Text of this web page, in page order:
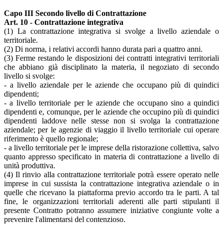
Capo III Secondo livello di Contrattazione
Art. 10 - Contrattazione integrativa
(1) La contrattazione integrativa si svolge a livello aziendale o
territoriale.
(2) Di norma, i relativi accordi hanno durata pari a quattro anni.
(3) Ferme restando le disposizioni dei contratti integrativi territoriali
che abbiano già disciplinato la materia, il negoziato di secondo
livello si svolge:
- a livello aziendale per le aziende che occupano più di quindici
dipendenti;
- a livello territoriale per le aziende che occupano sino a quindici
dipendenti e, comunque, per le aziende che occupino più di quindici
dipendenti laddove nelle stesse non si svolga la contrattazione
aziendale; per le agenzie di viaggio il livello territoriale cui operare
riferimento è quello regionale;
- a livello territoriale per le imprese della ristorazione collettiva, salvo
quanto appresso specificato in materia di contrattazione a livello di
unità produttiva.
(4) Il rinvio alla contrattazione territoriale potrà essere operato nelle
imprese in cui sussista la contrattazione integrativa aziendale o in
quelle che ricevano la piattaforma previo accordo tra le parti. A tal
fine, le organizzazioni territoriali aderenti alle parti stipulanti il
presente Contratto potranno assumere iniziative congiunte volte a
prevenire l'alimentarsi del contenzioso.